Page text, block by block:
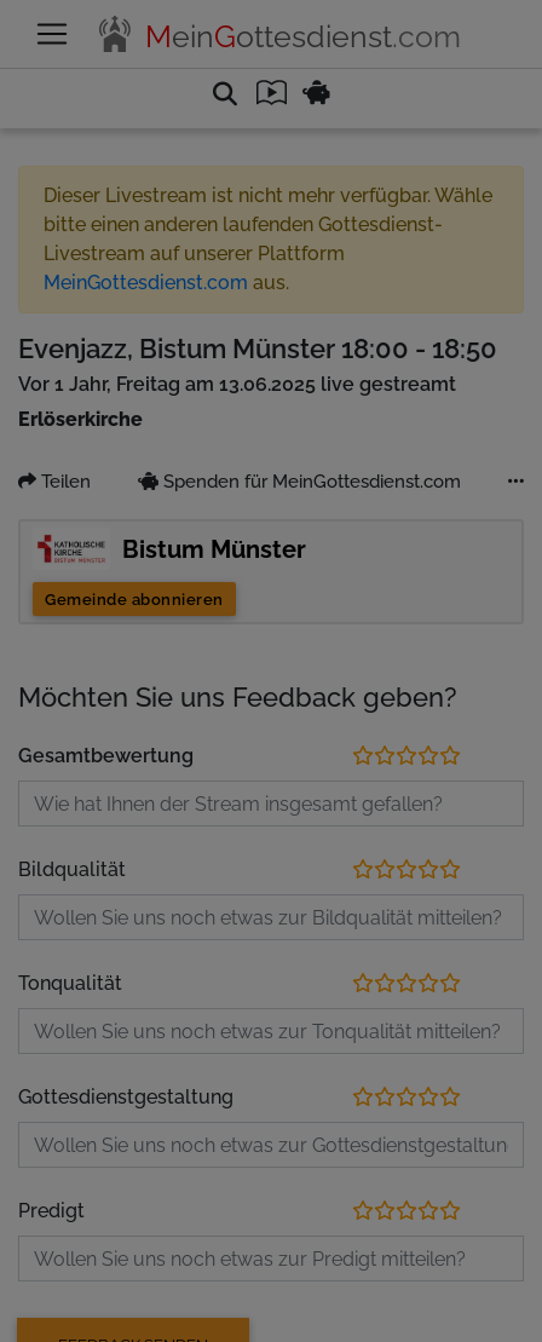
MeinGottesdienst.com
Dieser Livestream ist nicht mehr verfügbar. Wähle
bitte einen anderen laufenden Gottesdienst-
Livestream auf unserer Plattform
MeinGottesdienst.com aus.
Evenjazz, Bistum Münster 18:00 - 18:50
Vor 1 Jahr, Freitag am 13.06.2025 live gestreamt
Erlöserkirche
Teilen Spenden für MeinGottesdienst.com
Bistum Münster
Gemeinde abonnieren
Möchten Sie uns Feedback geben?
Gesamtbewertung
Bildqualität
Tonqualität
Gottesdienstgestaltung
Predigt